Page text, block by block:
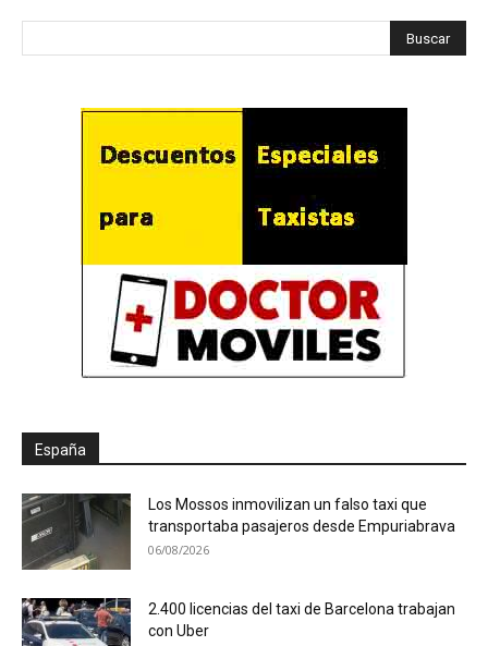
España
Los Mossos inmovilizan un falso taxi que
transportaba pasajeros desde Empuriabrava
06/08/2026
2.400 licencias del taxi de Barcelona trabajan
con Uber